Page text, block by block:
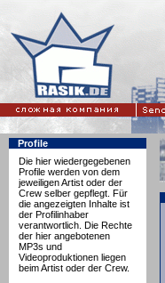
Profile
Die hier wiedergegebenen
Profile werden von dem
jeweiligen Artist oder der
Crew selber gepflegt. Für
die angezeigten Inhalte ist
der Profilinhaber
verantwortlich. Die Rechte
der hier angebotenen
MP3s und
Videoproduktionen liegen
beim Artist oder der Crew.